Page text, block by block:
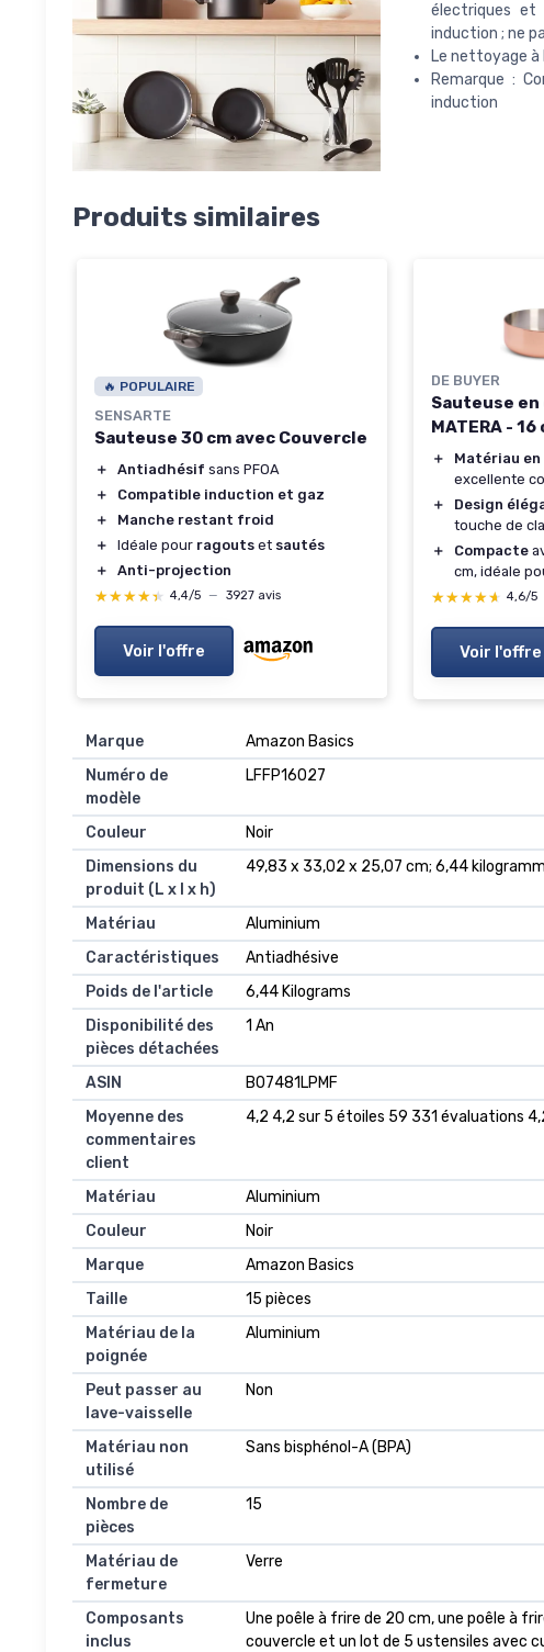
électriques et
induction ; ne
Le nettoyage
Remarque :
induction
Produits similaires
🔥 POPULAIRE
SENSARTE
Sauteuse 30 cm avec Couvercle
＋ Antiadhésif sans PFOA
＋
Compatible induction et gaz
＋
Manche restant froid
＋
Idéale pour ragouts et sautés
＋
Anti-projection
★★★★★
★★★★★ 4,4/5 — 3927 avis
Voir l'offre
DE BUYER
Sauteuse en
MATERA - 16
＋ Matériau
excellente
＋
Design
touche de
＋
Compacte
cm, idéale
★★★★★
★★★★★ 4,6/5
Voir l'offre
Marque
‎Amazon Basics
Numéro de
modèle
‎LFFP16027
Couleur
‎Noir
Dimensions du
produit (L x l x h)
‎49,83 x 33,02 x 25,07 cm; 6,44
Matériau
‎Aluminium
Caractéristiques
‎Antiadhésive
Poids de l'article
‎6,44 Kilograms
Disponibilité des
pièces détachées
‎1 An
ASIN
B07481LPMF
Moyenne des
commentaires
client
4,2 4,2 sur 5 étoiles 59 331 évaluations
Matériau
Aluminium
Couleur
Noir
Marque
Amazon Basics
Taille
15 pièces
Matériau de la
poignée
Aluminium
Peut passer au
lave-vaisselle
Non
Matériau non
utilisé
Sans bisphénol-A (BPA)
Nombre de
pièces
15
Matériau de
fermeture
Verre
Composants
inclus
Une poêle à frire de 20 cm, une poêle à
couvercle et un lot de 5 ustensiles avec